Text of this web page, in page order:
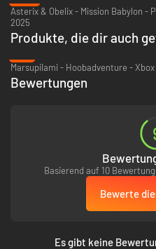
geplündert wurde! Die beiden
Gefährten Idefix auf, um die
besuchen sie die Normandie,
schließlich auch Rom, um die
befreien …
Asterix & Obelix - Mission Babylon -
2025
Produkte, die dir auch
Bewertungen
Basierend auf 10
Bewerte
Es gibt keine